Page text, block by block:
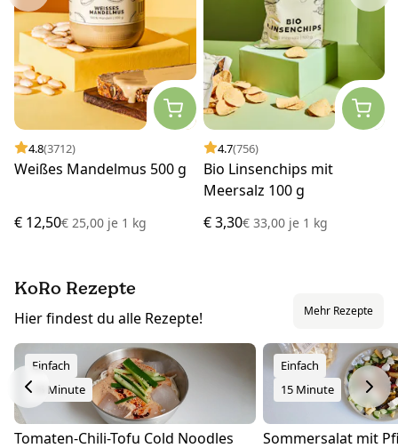
4.8(3712)
Weißes Mandelmus 500 g
€ 12,50€ 25,00 je 1 kg
4.7(756)
Bio Linsenchips mit
Meersalz 100 g
€ 3,30€ 33,00 je1 kg
KoRo Rezepte
Hier findest du alle Rezepte! Mehr Rezepte
Einfach
15 Minute
Tomaten-Chili-Tofu Cold Noodles
Einfach
15 Minute
Sommersalat mit